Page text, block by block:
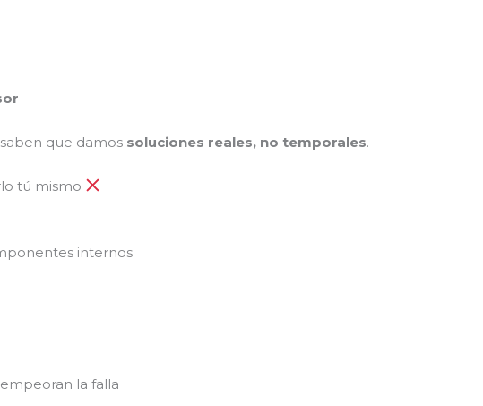
que damos soluciones reales, no temporales.
tú mismo
internos
la falla